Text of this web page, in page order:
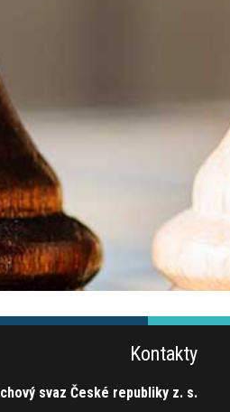
Kontakty
svaz České republiky z. s.